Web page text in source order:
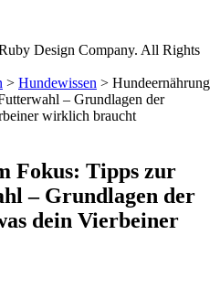
Design Company. All Rights
> Hundewissen > Hundeernährung
– Grundlagen der
wirklich braucht
Fokus: Tipps zur
– Grundlagen der
dein Vierbeiner